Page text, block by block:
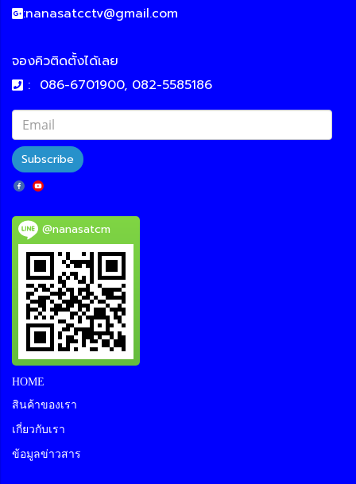
:nanasatcctv@gmail.com
จองคิวติดตั้งได้เลย
: 086-6701900, 082-5585186
Subscribe
@nanasatcm
HOME
สินค้าของเรา
เกี่ยวกับเรา
ข้อมูลข่าวสาร